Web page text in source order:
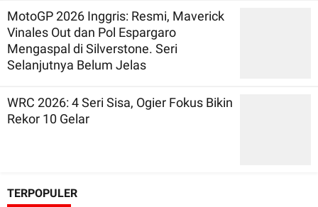
MotoGP 2026 Inggris: Resmi, Maverick
Vinales Out dan Pol Espargaro
Mengaspal di Silverstone. Seri
Selanjutnya Belum Jelas
WRC 2026: 4 Seri Sisa, Ogier Fokus Bikin
Rekor 10 Gelar
TERPOPULER